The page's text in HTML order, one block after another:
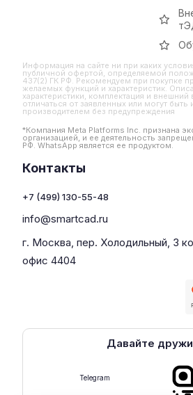
Информация на сайте ни при каких
публичной офертой, определяемой
437(2) ГК РФ. Рекомендуем при покупке
желаемых функций и характеристик.
характеристики, комплектация и внешний
отличаться от заявленных или могут
производителем без предупреждения
*Компания Meta Platforms Inc. признана
организацией, и ее деятельность
РФ. WhatsApp является ее продуктом.
Контакты
+7 (499) 130-55-48
info@smartcad.ru
г. Москва, пер. Холодильный, 3
офис 4404
Давайте
Telegram